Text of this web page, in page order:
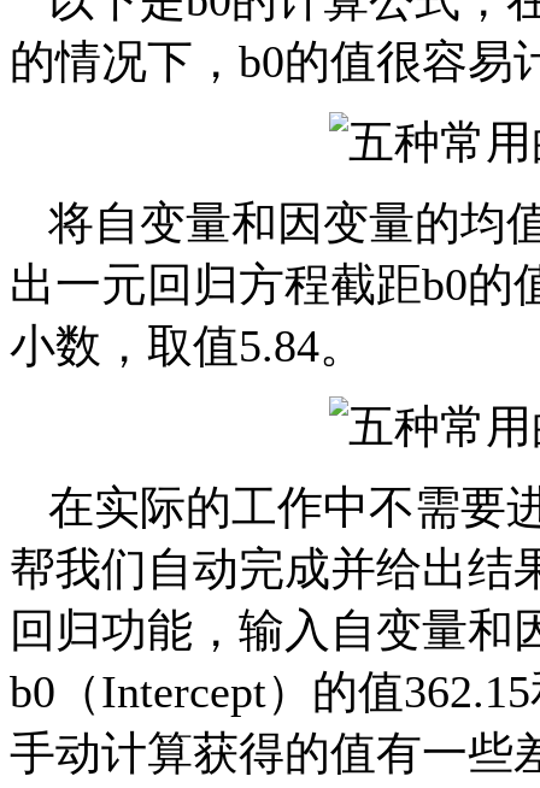
的情况下，b0的值很容易
将自变量和因变量的均
出一元回归方程截距b0的
小数，取值5.84。
在实际的工作中不需要
帮我们自动完成并给出结
回归功能，输入自变量和
b0（Intercept）的值
手动计算获得的值有一些